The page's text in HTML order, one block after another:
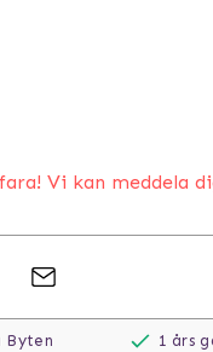
Vi kan meddela
Byten 1 års